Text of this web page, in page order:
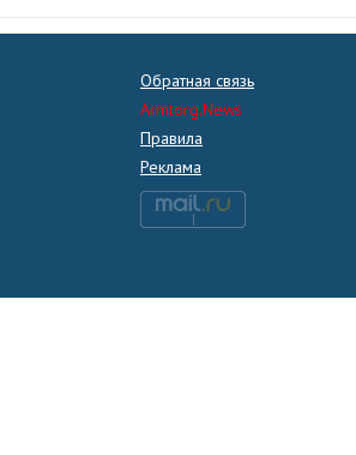
Обратная связь
Armtorg.News
Правила
Реклама